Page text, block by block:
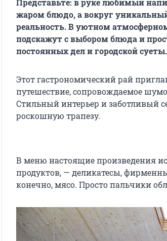
Представьте: в руке любимый
жаром блюдо, а вокруг
реальность. В уютном
подскажут с выбором блюда и
постоянных дел и городской суеты.
Этот гастрономический рай
путешествие, сопровождаемое
Стильный интерьер и заботливый
роскошную трапезу.
В меню настоящие произведения
продуктов, — деликатесы,
конечно, мясо. Просто пальчики